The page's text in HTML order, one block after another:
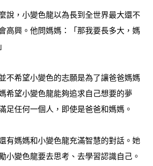
，小變色龍以為長到全世界最大還不
高興。他問媽媽：「那我要長多大，媽
希望小變色的志願是為了讓爸爸媽媽
希望小變色龍能夠追求自己想要的夢
足任何一個人，即使是爸爸和媽媽。
媽媽和小變色龍充滿智慧的對話。她
小變色龍要去思考、去學習認識自己。